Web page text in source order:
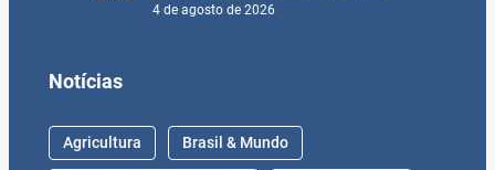
4 de agosto de 2026
Notícias
Agricultura Brasil & Mundo